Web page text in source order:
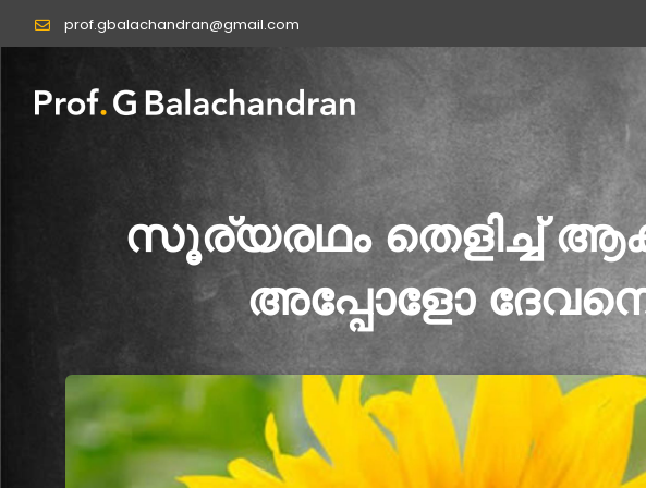
prof.gbalachandran@gmail.com
സൂര്യരഥം തെളിച്ച്
അപ്പോളോ